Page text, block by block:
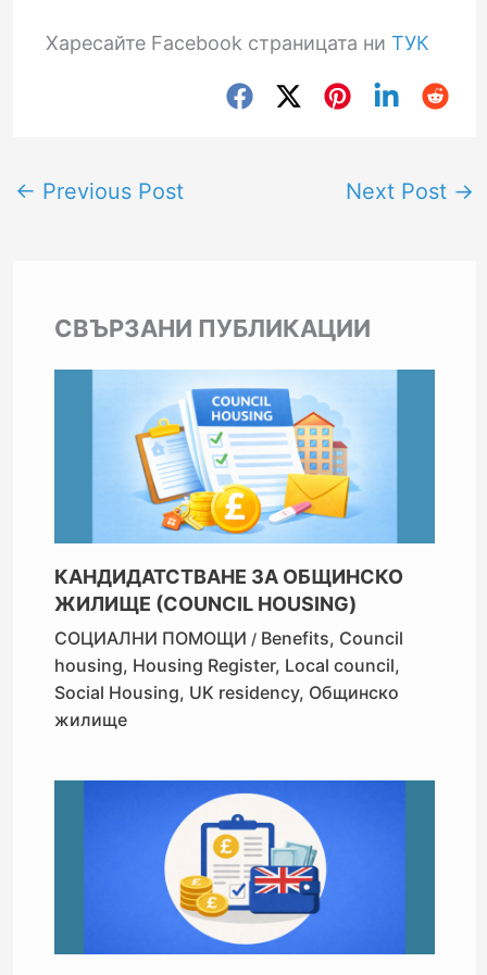
Харесайте Facebook страницата ни ТУК
← Previous Post Next Post →
СВЪРЗАНИ ПУБЛИКАЦИИ
КАНДИДАТСТВАНЕ ЗА ОБЩИНСКО
ЖИЛИЩЕ (COUNCIL HOUSING)
СОЦИАЛНИ ПОМОЩИ / Benefits, Council
housing, Housing Register, Local council,
Social Housing, UK residency, Общинско
жилище